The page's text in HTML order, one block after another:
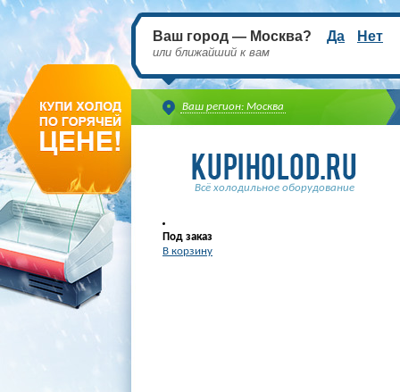
Ваш регион: Москва
Ваш город — Москва? Да Нет
или ближайший к вам
Всё холодильное оборудование
Под заказ
В корзину